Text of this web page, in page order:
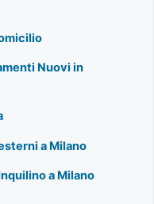
Nuovi in
a Milano
a Milano